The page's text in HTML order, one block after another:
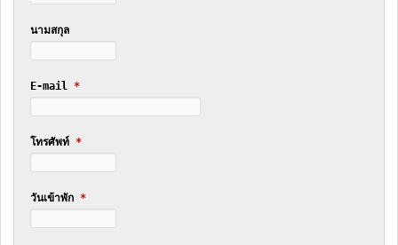
นามสกุล
E-mail *
โทรศัพท์ *
วันเข้าพัก *